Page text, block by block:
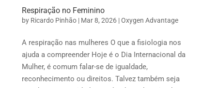
Respiração no Feminino
by Ricardo Pinhão| Mar 8, 2026|Oxygen Advantage
A respiração nas mulheres O que a fisiologia nos
ajuda a compreender Hoje é o Dia Internacional da
Mulher, é comum falar-se de igualdade,
reconhecimento ou direitos. Talvez também seja